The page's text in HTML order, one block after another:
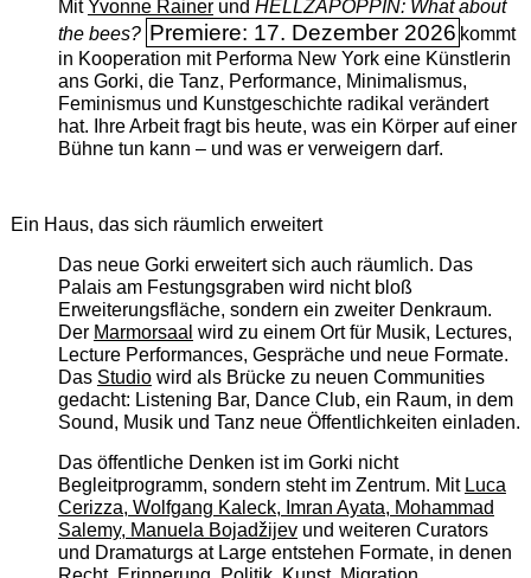
MitYvonne Rainerund HELLZAPOPPIN: What about
the bees? Premiere: 17. Dezember 2026 kommt
in Kooperation mit Performa New York eine Künstlerin
ans Gorki, die Tanz, Performance, Minimalismus,
Feminismus und Kunstgeschichte radikal verändert
hat. Ihre Arbeit fragt bis heute, was ein Körper auf einer
Bühne tun kann – und was er verweigern darf.
Ein Haus, das sich räumlich erweitert
Das neue Gorki erweitert sich auch räumlich. Das
Palais am Festungsgraben wird nicht bloß
Erweiterungsfläche, sondern ein zweiter Denkraum.
Der Marmorsaal wird zu einem Ort für Musik, Lectures,
Lecture Performances, Gespräche und neue Formate.
Das Studiowird als Brücke zu neuen Communities
gedacht: Listening Bar, Dance Club, ein Raum, in dem
Sound, Musik und Tanz neue Öffentlichkeiten einladen.
Das öffentliche Denken ist im Gorki nicht
Begleitprogramm, sondern steht im Zentrum. Mit Luca
Cerizza, Wolfgang Kaleck, Imran Ayata, Mohammad
Salemy, Manuela Bojadžijevund weiteren Curators
und Dramaturgs at Large entstehen Formate, in denen